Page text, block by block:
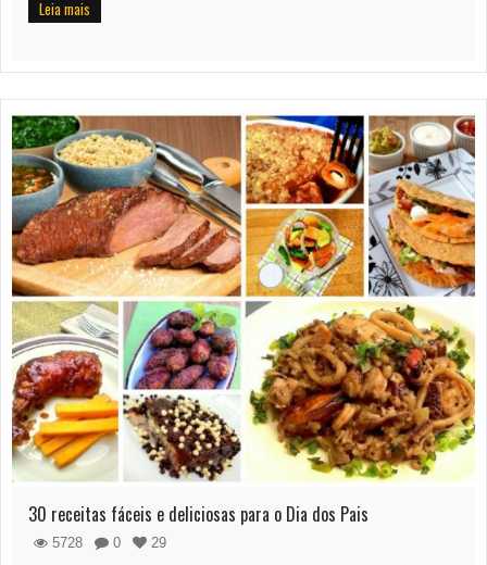
Leia mais
30 receitas fáceis e deliciosas para o Dia dos Pais
5728 0
29